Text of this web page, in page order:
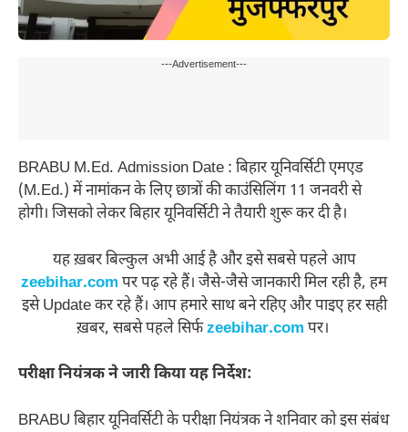
---Advertisement---
BRABU M.Ed. Admission Date : बिहार यूनिवर्सिटी एमएड
(M.Ed.) में नामांकन के लिए छात्रों की काउंसिलिंग 11 जनवरी से
होगी। जिसको लेकर बिहार यूनिवर्सिटी ने तैयारी शुरू कर दी है।
यह ख़बर बिल्कुल अभी आई है और इसे सबसे पहले आप
zeebihar.com पर पढ़ रहे हैं। जैसे-जैसे जानकारी मिल रही है, हम
इसे Update कर रहे हैं। आप हमारे साथ बने रहिए और पाइए हर सही
ख़बर, सबसे पहले सिर्फzeebihar.com पर।
परीक्षा नियंत्रक ने जारी किया यह निर्देश:
BRABU बिहार यूनिवर्सिटी के परीक्षा नियंत्रक ने शनिवार को इस संबंध